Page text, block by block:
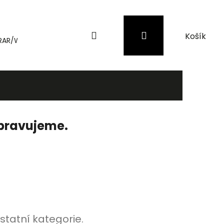
WinRAR Záložní zdroje (UPS) a přepěťové
PřihlášeníNákupní
košík
kategorie.